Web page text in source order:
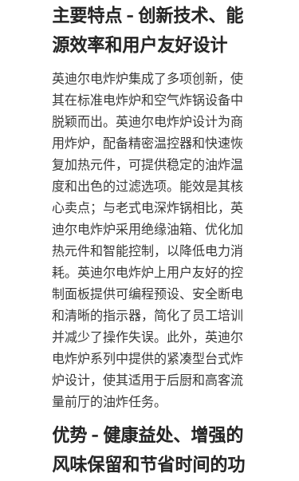
主要特点 - 创新技术、能
英迪尔电炸炉集成了多项创新，使
其在标准电炸炉和空气炸锅设备中
脱颖而出。英迪尔电炸炉设计为商
用炸炉，配备精密温控器和快速恢
复加热元件，可提供稳定的油炸温
度和出色的过滤选项。能效是其核
心卖点；与老式电深炸锅相比，英
迪尔电炸炉采用绝缘油箱、优化加
热元件和智能控制，以降低电力消
耗。英迪尔电炸炉上用户友好的控
制面板提供可编程预设、安全断电
和清晰的指示器，简化了员工培训
并减少了操作失误。此外，英迪尔
电炸炉系列中提供的紧凑型台式炸
炉设计，使其适用于后厨和高客流
量前厅的油炸任务。
优势 - 健康益处、增强的
风味保留和节省时间的功